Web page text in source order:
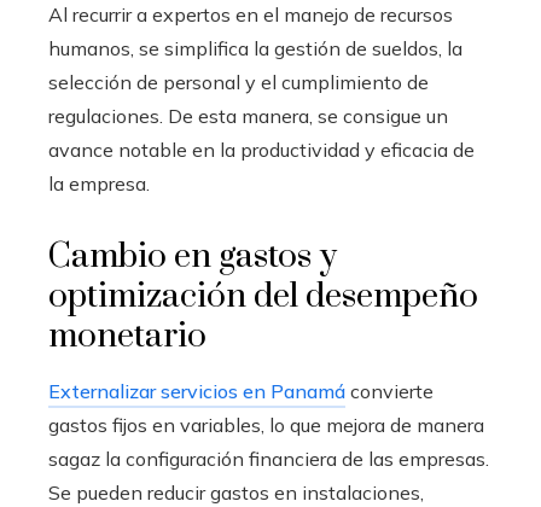
Al recurrir a expertos en el manejo de recursos
humanos, se simplifica la gestión de sueldos, la
selección de personal y el cumplimiento de
regulaciones. De esta manera, se consigue un
avance notable en la productividad y eficacia de
la empresa.
Cambio en gastos y
optimización del desempeño
monetario
Externalizar servicios en Panamá convierte
gastos fijos en variables, lo que mejora de manera
sagaz la configuración financiera de las empresas.
Se pueden reducir gastos en instalaciones,